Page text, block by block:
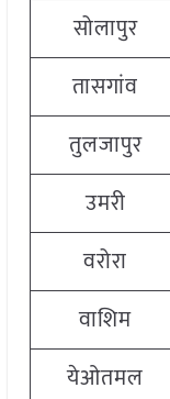
सोलापुर
तासगांव
तुलजापुर
उमरी
वरोरा
वाशिम
येओतमल